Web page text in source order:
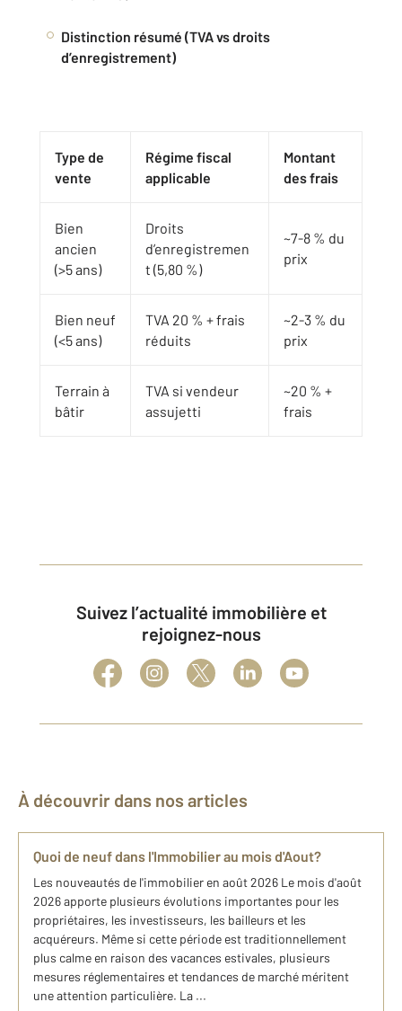
Distinction résumé (TVA vs droits
d’enregistrement)
Type de
vente
Régime fiscal
applicable
Montant
des frais
Bien
ancien
(>5 ans)
Droits
d’enregistremen
t (5,80 %)
~7-8 % du
prix
Bien neuf
(<5 ans)
TVA 20 % + frais
réduits
~2-3 % du
prix
Terrain à
bâtir
TVA si vendeur
assujetti
~20 % +
frais
Suivez l’actualité immobilière et
rejoignez-nous
À découvrir dans nos articles
Quoi de neuf dans l'Immobilier au mois d'Aout?
Les nouveautés de l'immobilier en août 2026 Le mois d'août
2026 apporte plusieurs évolutions importantes pour les
propriétaires, les investisseurs, les bailleurs et les
acquéreurs. Même si cette période est traditionnellement
plus calme en raison des vacances estivales, plusieurs
mesures réglementaires et tendances de marché méritent
une attention particulière. La ...